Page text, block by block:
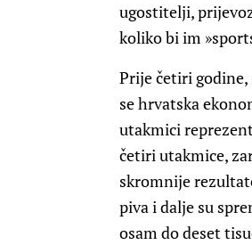
ugostitelji,
koliko bi im
Prije četiri
se hrvatska
utakmici
četiri utakmice,
skromnije
piva i dalje su
osam do deset